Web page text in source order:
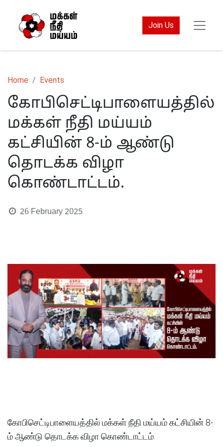
Join Us
Home Events
கோபிசெட்டிபாளையத்தில்
மக்கள் நீதி மய்யம்
கட்சியின் 8-ம் ஆண்டு
தொடக்க விழா
கொண்டாட்டம்.
26 February 2025
கோபிசெட்டிபாளையத்தில் மக்கள் நீதி மய்யம் கட்சியின் 8-
ம் ஆண்டு தொடக்க விழா கொண்டாட்டம்.